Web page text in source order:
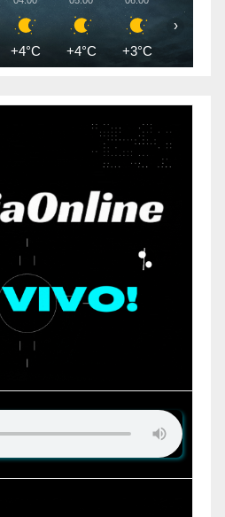
+4°C +4°C +3°C +3°C
›